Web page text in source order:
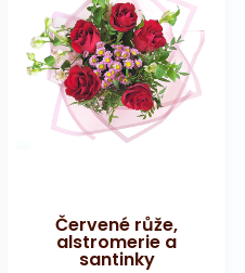
Červené růže,
alstromerie a
santinky